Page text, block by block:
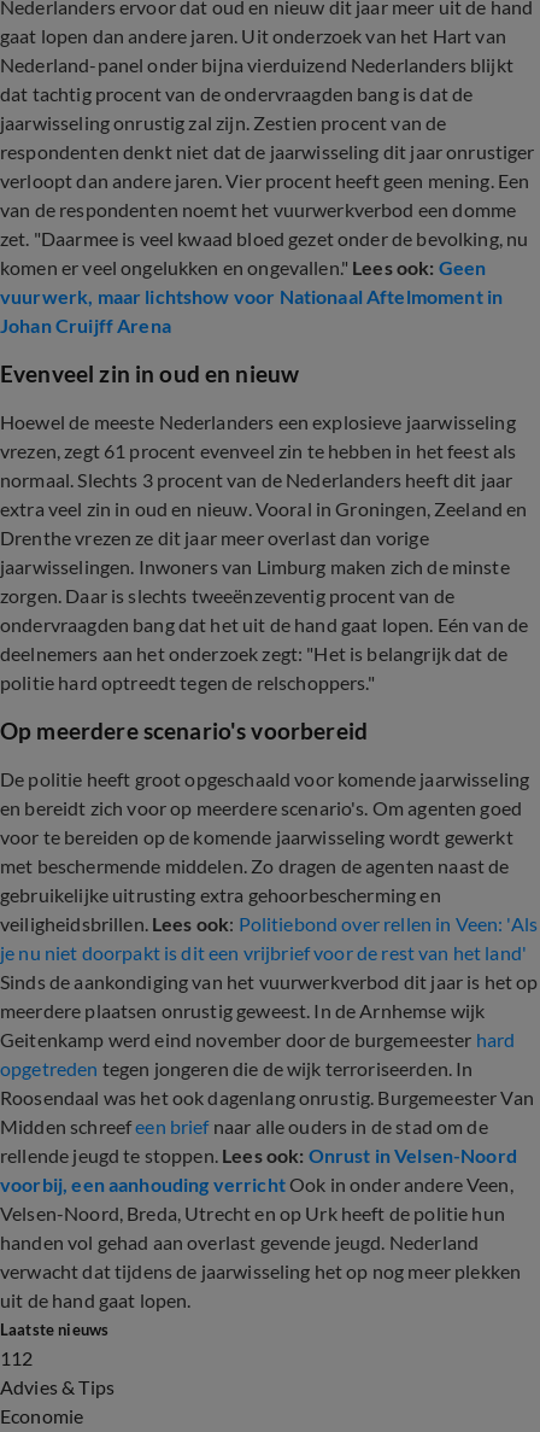
Nederlanders ervoor dat oud en nieuw dit jaar meer uit de hand
gaat lopen dan andere jaren. Uit onderzoek van het Hart van
Nederland-panel onder bijna vierduizend Nederlanders blijkt
dat tachtig procent van de ondervraagden bang is dat de
jaarwisseling onrustig zal zijn. Zestien procent van de
respondenten denkt niet dat de jaarwisseling dit jaar onrustiger
verloopt dan andere jaren. Vier procent heeft geen mening. Een
van de respondenten noemt het vuurwerkverbod een domme
zet. "Daarmee is veel kwaad bloed gezet onder de bevolking, nu
komen er veel ongelukken en ongevallen." Lees ook: Geen
vuurwerk, maar lichtshow voor Nationaal Aftelmoment in
Johan Cruijff Arena
Evenveel zin in oud en nieuw
Hoewel de meeste Nederlanders een explosieve jaarwisseling
vrezen, zegt 61 procent evenveel zin te hebben in het feest als
normaal. Slechts 3 procent van de Nederlanders heeft dit jaar
extra veel zin in oud en nieuw. Vooral in Groningen, Zeeland en
Drenthe vrezen ze dit jaar meer overlast dan vorige
jaarwisselingen. Inwoners van Limburg maken zich de minste
zorgen. Daar is slechts tweeënzeventig procent van de
ondervraagden bang dat het uit de hand gaat lopen. Eén van de
deelnemers aan het onderzoek zegt: "Het is belangrijk dat de
politie hard optreedt tegen de relschoppers."
Op meerdere scenario's voorbereid
De politie heeft groot opgeschaald voor komende jaarwisseling
en bereidt zich voor op meerdere scenario's. Om agenten goed
voor te bereiden op de komende jaarwisseling wordt gewerkt
met beschermende middelen. Zo dragen de agenten naast de
gebruikelijke uitrusting extra gehoorbescherming en
veiligheidsbrillen. Lees ook: Politiebond over rellen in Veen: 'Als
je nu niet doorpakt is dit een vrijbrief voor de rest van het land'
Sinds de aankondiging van het vuurwerkverbod dit jaar is het op
meerdere plaatsen onrustig geweest. In de Arnhemse wijk
Geitenkamp werd eind november door de burgemeester hard
opgetreden tegen jongeren die de wijk terroriseerden. In
Roosendaal was het ook dagenlang onrustig. Burgemeester Van
Midden schreefeen briefnaar alle ouders in de stad om de
rellende jeugd te stoppen. Lees ook: Onrust in Velsen-Noord
voorbij, een aanhouding verrichtOok in onder andere Veen,
Velsen-Noord, Breda, Utrecht en op Urk heeft de politie hun
handen vol gehad aan overlast gevende jeugd. Nederland
verwacht dat tijdens de jaarwisseling het op nog meer plekken
uit de hand gaat lopen.
Laatste nieuws
112
Advies & Tips
Economie